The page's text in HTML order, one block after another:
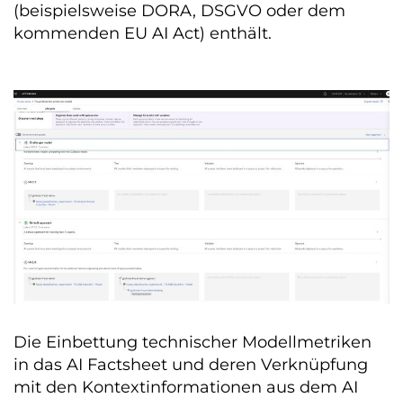
(beispielsweise DORA, DSGVO oder dem
kommenden EU AI Act) enthält.
Die Einbettung technischer Modellmetriken
in das AI Factsheet und deren Verknüpfung
mit den Kontextinformationen aus dem AI